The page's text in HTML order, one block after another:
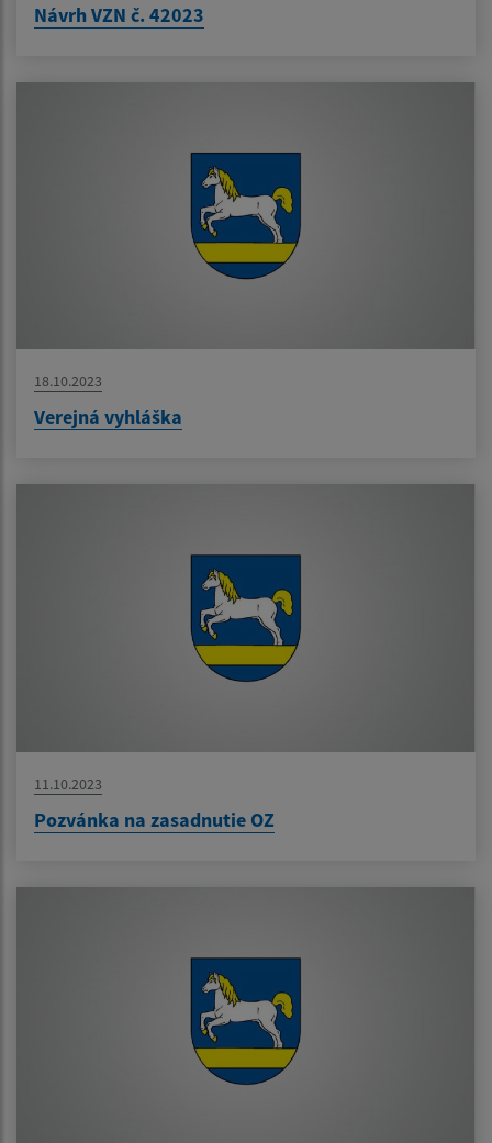
Návrh VZN č. 42023
18.10.2023
Verejná vyhláška
11.10.2023
Pozvánka na zasadnutie OZ